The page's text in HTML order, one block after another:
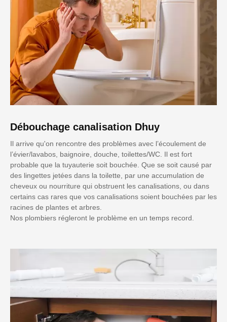
Débouchage canalisation Dhuy
Il arrive qu'on rencontre des problèmes avec l’écoulement de
l’évier/lavabos, baignoire, douche, toilettes/WC. Il est fort
probable que la tuyauterie soit bouchée. Que se soit causé par
des lingettes jetées dans la toilette, par une accumulation de
cheveux ou nourriture qui obstruent les canalisations, ou dans
certains cas rares que vos canalisations soient bouchées par les
racines de plantes et arbres.
Nos plombiers régleront le problème en un temps record.